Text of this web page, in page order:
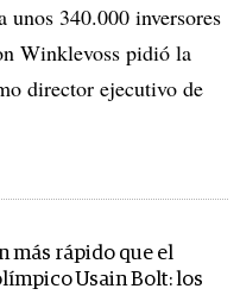
unos 340.000 inversores
Winklevoss pidió la
director ejecutivo de
más rápido que el
Usain Bolt: los